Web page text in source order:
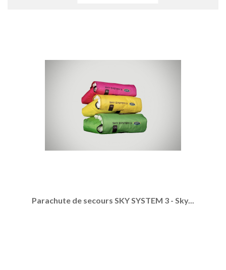
Parachute de secours SKY SYSTEM 3 - Sky...